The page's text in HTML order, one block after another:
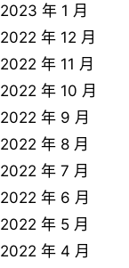
2023 年 1 月
2022 年 12 月
2022 年 11 月
2022 年 10 月
2022 年 9 月
2022 年 8 月
2022 年 7 月
2022 年 6 月
2022 年 5 月
2022 年 4 月